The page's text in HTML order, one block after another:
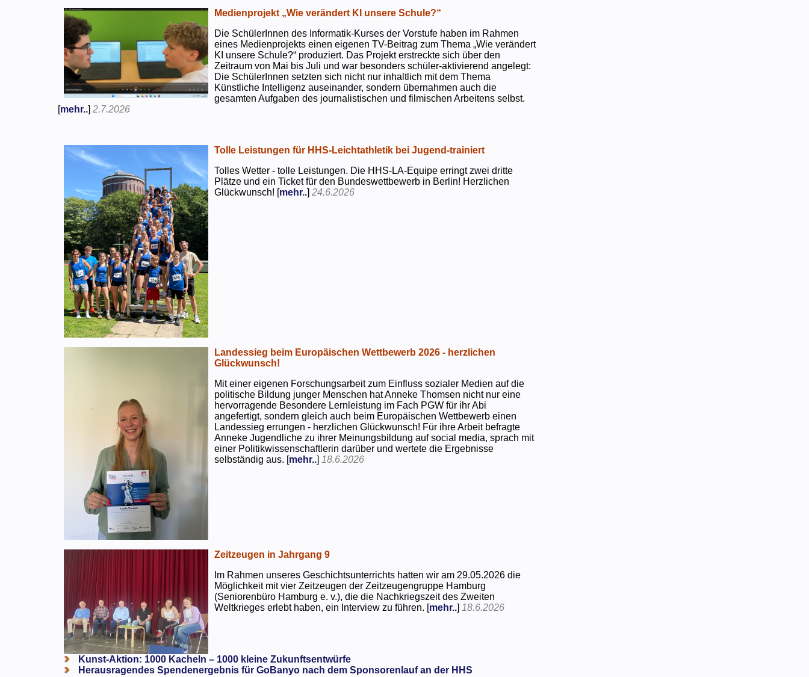
Medienprojekt „Wie verändert KI unsere Schule?“
Die SchülerInnen des Informatik-Kurses der Vorstufe haben im Rahmen
eines Medienprojekts einen eigenen TV-Beitrag zum Thema „Wie verändert
KI unsere Schule?“ produziert. Das Projekt erstreckte sich über den
Zeitraum von Mai bis Juli und war besonders schüler-aktivierend angelegt:
Die SchülerInnen setzten sich nicht nur inhaltlich mit dem Thema
Künstliche Intelligenz auseinander, sondern übernahmen auch die
gesamten Aufgaben des journalistischen und filmischen Arbeitens selbst.
[mehr..]2.7.2026
Tolle Leistungen für HHS-Leichtathletik bei Jugend-trainiert
Tolles Wetter - tolle Leistungen. Die HHS-LA-Equipe erringt zwei dritte
Plätze und ein Ticket für den Bundeswettbewerb in Berlin! Herzlichen
Glückwunsch! [mehr..]24.6.2026
Landessieg beim Europäischen Wettbewerb 2026 - herzlichen
Glückwunsch!
Mit einer eigenen Forschungsarbeit zum Einfluss sozialer Medien auf die
politische Bildung junger Menschen hat Anneke Thomsen nicht nur eine
hervorragende Besondere Lernleistung im Fach PGW für ihr Abi
angefertigt, sondern gleich auch beim Europäischen Wettbewerb einen
Landessieg errungen - herzlichen Glückwunsch! Für ihre Arbeit befragte
Anneke Jugendliche zu ihrer Meinungsbildung auf social media, sprach mit
einer Politikwissenschaftlerin darüber und wertete die Ergebnisse
selbständig aus. [mehr..] 18.6.2026
Zeitzeugen in Jahrgang 9
Im Rahmen unseres Geschichtsunterrichts hatten wir am 29.05.2026 die
Möglichkeit mit vier Zeitzeugen der Zeitzeugengruppe Hamburg
(Seniorenbüro Hamburg e. v.), die die Nachkriegszeit des Zweiten
Weltkrieges erlebt haben, ein Interview zu führen. [mehr..] 18.6.2026
Kunst-Aktion: 1000 Kacheln – 1000 kleine Zukunftsentwürfe
Herausragendes Spendenergebnis für GoBanyo nach dem Sponsorenlauf an der HHS